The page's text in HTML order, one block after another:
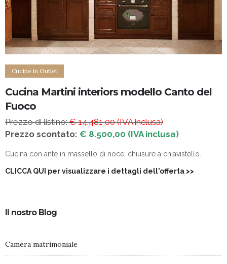
Cucine in Outlet
Cucina Martini interiors modello Canto del
Fuoco
Prezzo di listino:€ 14.481,00 (IVA inclusa)
Prezzo scontato: € 8.500,00 (IVA inclusa)
Cucina con ante in massello di noce, chiusure a chiavistello.
CLICCA QUI per visualizzare i dettagli dell'offerta >>
Il nostro Blog
Camera matrimoniale